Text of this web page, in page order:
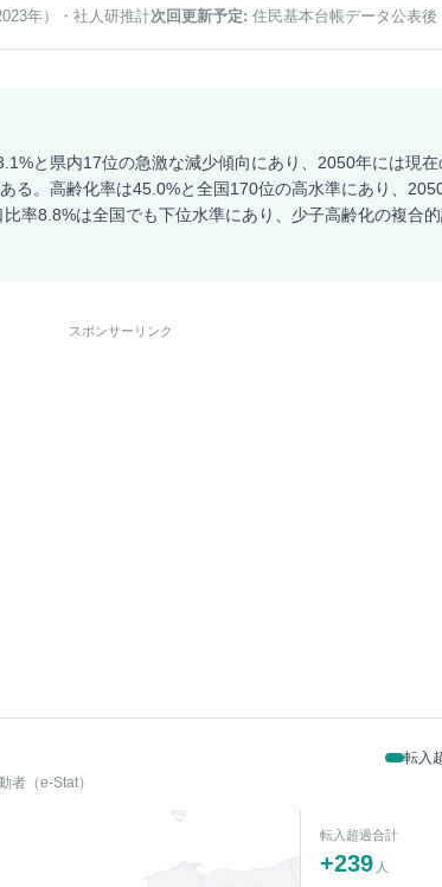
年） ・社人研推計次回更新予定: 住民基本台帳データ公表後
と県内17位の急激な減少傾向にあり、2050年には現
る。高齢化率は45.0%と全国170位の高水準にあり、
率8.8%は全国でも下位水準にあり、少子高齢化の複合
スポンサーリンク
者（e-Stat）
転入
転入超過合計
+239 人